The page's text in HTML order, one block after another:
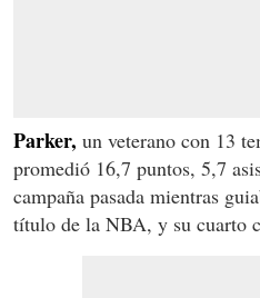
Parker, un veterano con 13
promedió 16,7 puntos, 5,7
campaña pasada mientras
título de la NBA, y su cuarto